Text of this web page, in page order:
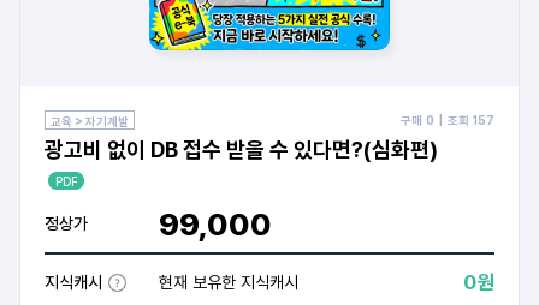
교육 > 자기계발 구매 0 | 조회 157
광고비 없이 DB 접수 받을 수 있다면?(심화편)
PDF
정상가 99,000
지식캐시 현재 보유한 지식캐시 0원